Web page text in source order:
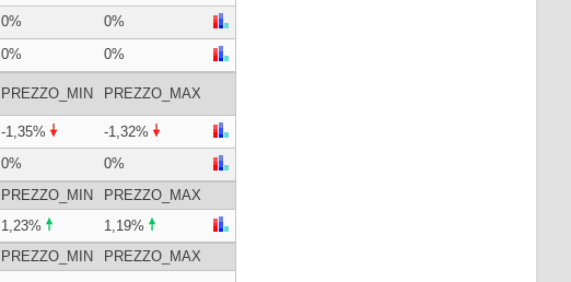
0%
0%
0%
0%
PREZZO_MIN PREZZO_MAX
-1,35%
-1,32%
0%
0%
PREZZO_MIN
PREZZO_MAX
1,23%
1,19%
PREZZO_MIN
PREZZO_MAX